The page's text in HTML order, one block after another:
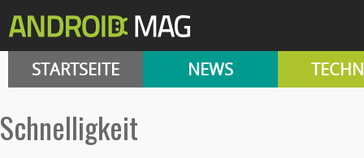
STARTSEITE NEWS
Schnelligkeit